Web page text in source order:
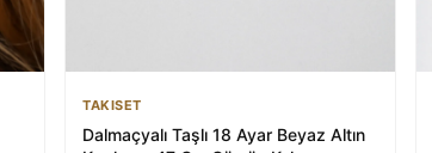
TAKISET
Dalmaçyalı Taşlı 18 Ayar Beyaz Altın